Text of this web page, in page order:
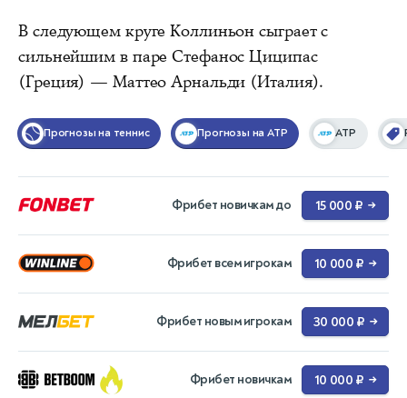
В следующем круге Коллиньон сыграет с
сильнейшим в паре Стефанос Циципас
(Греция) — Маттео Арнальди (Италия).
Прогнозы на теннис Прогнозы на ATP ATP
Фрибет новичкам до 15 000 ₽ →
Фрибет всем игрокам 10 000 ₽ →
Фрибет новым игрокам 30 000 ₽ →
Фрибет новичкам 10 000 ₽ →